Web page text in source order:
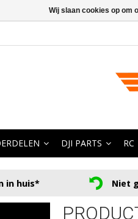
DJI PARTS RC
in huis* Niet
Wij slaan cookies op om